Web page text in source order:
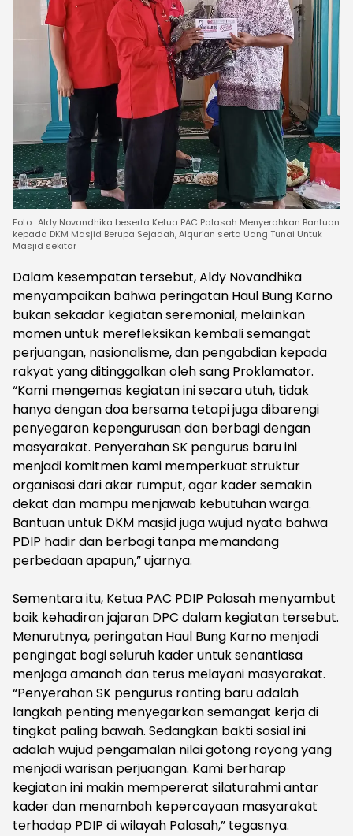
Foto : Aldy Novandhika beserta Ketua PAC Palasah Menyerahkan Bantuan
kepada DKM Masjid Berupa Sejadah, Alqur’an serta Uang Tunai Untuk
Masjid sekitar
‎Dalam kesempatan tersebut, Aldy Novandhika
menyampaikan bahwa peringatan Haul Bung Karno
bukan sekadar kegiatan seremonial, melainkan
momen untuk merefleksikan kembali semangat
perjuangan, nasionalisme, dan pengabdian kepada
rakyat yang ditinggalkan oleh sang Proklamator.
“Kami mengemas kegiatan ini secara utuh, tidak
hanya dengan doa bersama tetapi juga dibarengi
penyegaran kepengurusan dan berbagi dengan
masyarakat. Penyerahan SK pengurus baru ini
menjadi komitmen kami memperkuat struktur
organisasi dari akar rumput, agar kader semakin
dekat dan mampu menjawab kebutuhan warga.
Bantuan untuk DKM masjid juga wujud nyata bahwa
PDIP hadir dan berbagi tanpa memandang
perbedaan apapun,” ujarnya.
‎Sementara itu, Ketua PAC PDIP Palasah menyambut
baik kehadiran jajaran DPC dalam kegiatan tersebut.
Menurutnya, peringatan Haul Bung Karno menjadi
pengingat bagi seluruh kader untuk senantiasa
menjaga amanah dan terus melayani masyarakat.
“Penyerahan SK pengurus ranting baru adalah
langkah penting menyegarkan semangat kerja di
tingkat paling bawah. Sedangkan bakti sosial ini
adalah wujud pengamalan nilai gotong royong yang
menjadi warisan perjuangan. Kami berharap
kegiatan ini makin mempererat silaturahmi antar
kader dan menambah kepercayaan masyarakat
terhadap PDIP di wilayah Palasah,” tegasnya.